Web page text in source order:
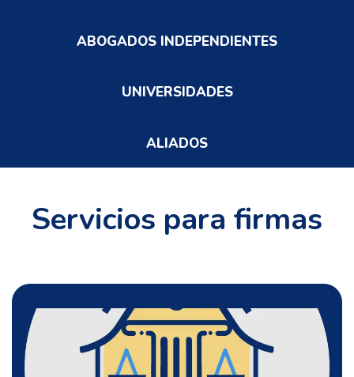
ABOGADOS INDEPENDIENTES
UNIVERSIDADES
ALIADOS
Servicios para firmas